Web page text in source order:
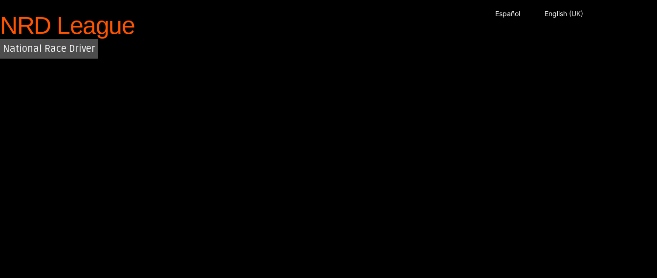
al
contenido
NRD League
National Race Driver
Español English (UK)